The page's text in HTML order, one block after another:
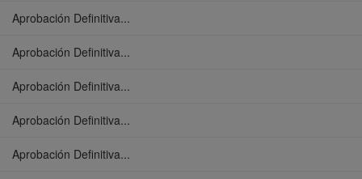
Aprobación Definitiva...
Aprobación Definitiva...
Aprobación Definitiva...
Aprobación Definitiva...
Aprobación Definitiva...